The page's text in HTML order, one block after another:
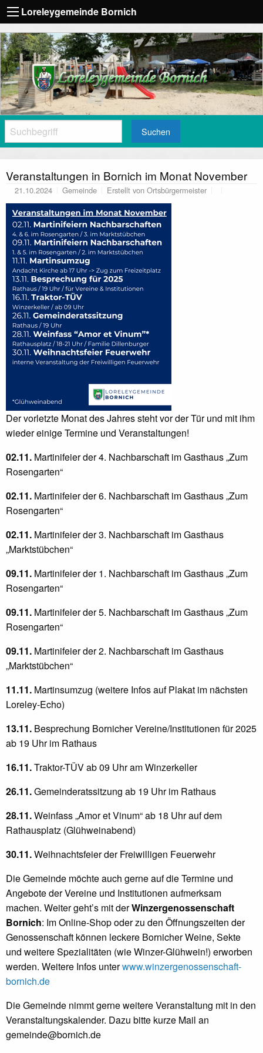
Loreleygemeinde Bornich
Suchen
Veranstaltungen in Bornich im Monat November
21.10.2024 Gemeinde Erstellt von Ortsbürgermeister
Der vorletzte Monat des Jahres steht vor der Tür und mit ihm
wieder einige Termine und Veranstaltungen!
02.11. Martinifeier der 4. Nachbarschaft im Gasthaus „Zum
Rosengarten“
02.11. Martinifeier der 6. Nachbarschaft im Gasthaus „Zum
Rosengarten“
02.11. Martinifeier der 3. Nachbarschaft im Gasthaus
„Marktstübchen“
09.11. Martinifeier der 1. Nachbarschaft im Gasthaus „Zum
Rosengarten“
09.11. Martinifeier der 5. Nachbarschaft im Gasthaus „Zum
Rosengarten“
09.11. Martinifeier der 2. Nachbarschaft im Gasthaus
„Marktstübchen“
11.11. Martinsumzug (weitere Infos auf Plakat im nächsten
Loreley-Echo)
13.11. Besprechung Bornicher Vereine/Institutionen für 2025
ab 19 Uhr im Rathaus
16.11.Traktor-TÜV ab 09 Uhr am Winzerkeller
26.11.Gemeinderatssitzung ab 19 Uhr im Rathaus
28.11.Weinfass „Amor et Vinum“ ab 18 Uhr auf dem
Rathausplatz (Glühweinabend)
30.11.Weihnachtsfeier der Freiwilligen Feuerwehr
Die Gemeinde möchte auch gerne auf die Termine und
Angebote der Vereine und Institutionen aufmerksam
machen. Weiter geht’s mit derWinzergenossenschaft
Bornich: Im Online-Shop oder zu den Öffnungszeiten der
Genossenschaft können leckere Bornicher Weine, Sekte
und weitere Spezialitäten (wie Winzer-Glühwein!) erworben
werden. Weitere Infos unterwww.winzergenossenschaft-
bornich.de
Die Gemeinde nimmt gerne weitere Veranstaltung mit in den
Veranstaltungskalender. Dazu bitte kurze Mail an
gemeinde@bornich.de